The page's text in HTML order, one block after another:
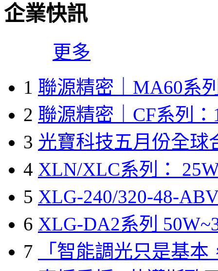
企業快訊
更多
1 聯源精密｜MA60系
2 聯源精密｜CF系列：
3 光寶科技五月份全球
4 XLN/XLC系列：
5 XLG-240/320-48-
6 XLG-DA2系列
7
「智能調光只是基本